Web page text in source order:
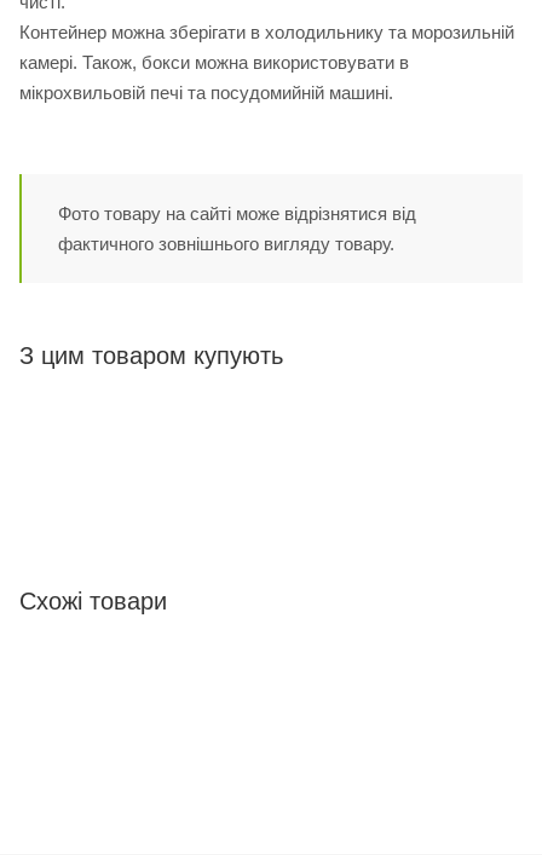
Контейнер можна зберігати в холодильнику та морозильній
камері. Також, бокси можна використовувати в
мікрохвильовій печі та посудомийній машині.
Фото товару на сайті може відрізнятися від
фактичного зовнішнього вигляду товару.
З цим товаром купують
Схожі товари